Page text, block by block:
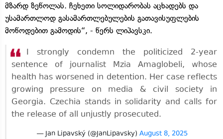
მზარდ ზეწოლას. ჩეხეთი სოლიდარობას აცხადებს და
უსამართლოდ გასამართლებულების გათავისუფლების
მოწოდებით გამოდის“, - წერს ლიპავსკი.
I strongly condemn the politicized 2-year
sentence of journalist Mzia Amaglobeli, whose
health has worsened in detention. Her case reflects
growing pressure on media & civil society in
Georgia. Czechia stands in solidarity and calls for
the release of all unjustly prosecuted.
— Jan Lipavský (@JanLipavsky) August 8, 2025